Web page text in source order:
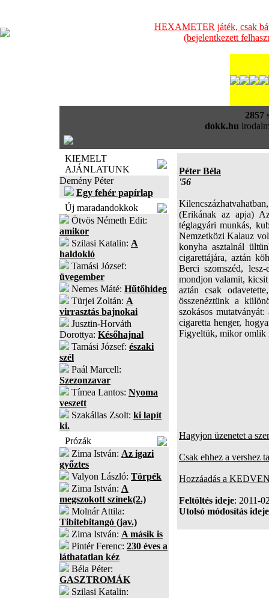
HEXAMETER játék, csak
(bejelentkezett
2857
dokk.hu
KIEMELT
AJÁNLATUNK
Demény Péter
Egy fehér papírlap
Új maradandokkok
Ötvös Németh Edit:
amikor
Szilasi Katalin: A
haldokló
Tamási József:
üvegember
Nemes Máté: Hűtőhideg
Türjei Zoltán: A
virrasztás bajnokai
Jusztin-Horváth
Dorottya: Későhajnal
Tamási József: északi
szél
Paál Marcell:
Szezonzavar
Tímea Lantos: Nyoma
veszett
Szakállas Zsolt: ki lapít
ki.
Prózák
Zima István: Az igazi
győztes
Valyon László: Törpék
Zima István: A
megszokott színek(2.)
Molnár Attila:
Tibitebitangó (jav.)
Zima István: A másik is
Pintér Ferenc: 230 éves a
láthatatlan kéz
Béla Péter:
GASZTROMÁK
Szilasi Katalin:
Péter Béla
'56
(Erikának az apja)
téglagyári munkás,
Nemzetközi Kalauz
konyha asztalnál
cigarettájára, aztán
Berci szomszéd,
mondjon valamit,
aztán csak
összenéztünk a
szokásos
cigaretta henger,
Figyeltük, mikor omlik
Hagyjon üzenetet a
Csak ehhez a vershez
Hozzáadás a
Feltöltés ideje: 2011-
Utolsó módosítás ideje